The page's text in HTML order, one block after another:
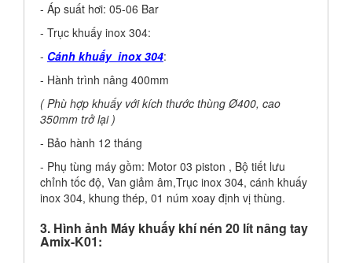
- Áp suất hơi: 05-06 Bar
- Trục khuấy inox 304:
- Cánh khuấy inox 304:
- Hành trình nâng 400mm
( Phù hợp khuấy với kích thước thùng Ø400, cao
350mm trở lại )
- Bảo hành 12 tháng
- Phụ tùng máy gồm: Motor 03 piston , Bộ tiết lưu
chỉnh tốc độ, Van giảm âm,Trục inox 304, cánh khuấy
inox 304, khung thép, 01 núm xoay định vị thùng.
3. Hình ảnh Máy khuấy khí nén 20 lít nâng tay
Amix-K01: